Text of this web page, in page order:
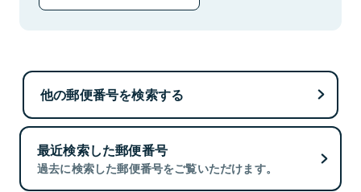
他の郵便番号を検索する
最近検索した郵便番号
過去に検索した郵便番号をご覧いただけます。